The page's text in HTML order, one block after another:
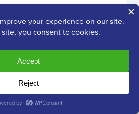
23:55
plugin não funciona em